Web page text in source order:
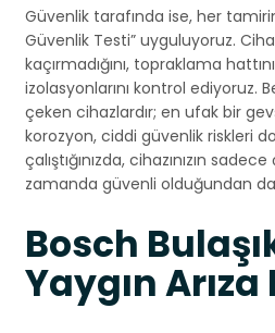
Güvenlik tarafında ise, her
Güvenlik Testi” uyguluyoruz.
kaçırmadığını, topraklama
izolasyonlarını kontrol ediyoruz.
çeken cihazlardır; en ufak bir
korozyon, ciddi güvenlik riskleri
çalıştığınızda, cihazınızın
zamanda güvenli olduğundan
Bosch
Yaygın Arıza